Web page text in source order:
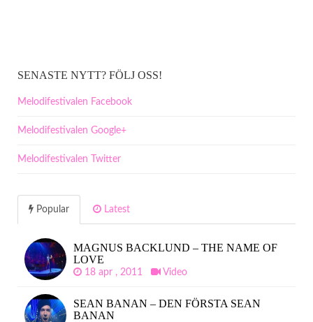
SENASTE NYTT? FÖLJ OSS!
Melodifestivalen Facebook
Melodifestivalen Google+
Melodifestivalen Twitter
Popular Latest
MAGNUS BACKLUND – THE NAME OF
LOVE
18 apr , 2011 Video
SEAN BANAN – DEN FÖRSTA SEAN
BANAN